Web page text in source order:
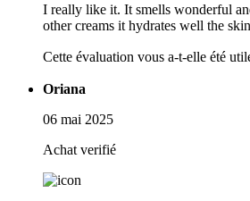
I really like it. It smells wonderful
other creams it hydrates well the
Cette évaluation vous a-t-elle été
Oriana
06 mai 2025
Achat verifié